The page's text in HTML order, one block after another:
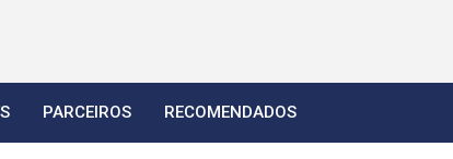
PARCEIROS RECOMENDADOS